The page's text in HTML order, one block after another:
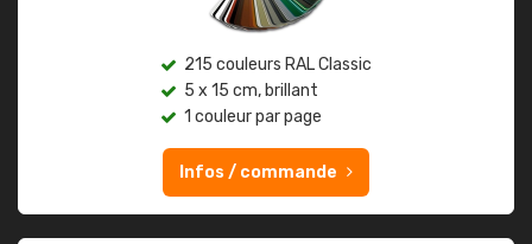
215 couleurs RAL Classic
5 x 15 cm, brillant
1 couleur par page
Infos / commande